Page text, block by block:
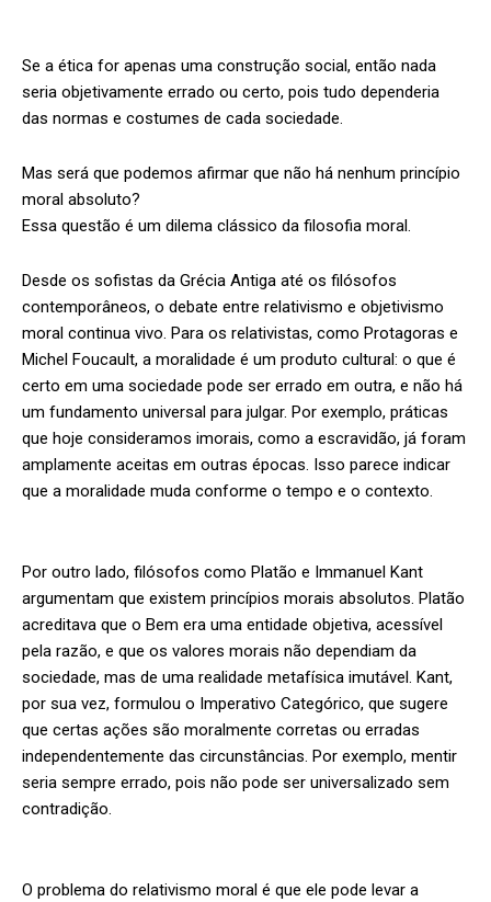
Se a ética for apenas uma construção social, então nada
seria objetivamente errado ou certo, pois tudo dependeria
das normas e costumes de cada sociedade.
Mas será que podemos afirmar que não há nenhum princípio
moral absoluto?
Essa questão é um dilema clássico da filosofia moral.
Desde os sofistas da Grécia Antiga até os filósofos
contemporâneos, o debate entre relativismo e objetivismo
moral continua vivo. Para os relativistas, como Protagoras e
Michel Foucault, a moralidade é um produto cultural: o que é
certo em uma sociedade pode ser errado em outra, e não há
um fundamento universal para julgar. Por exemplo, práticas
que hoje consideramos imorais, como a escravidão, já foram
amplamente aceitas em outras épocas. Isso parece indicar
que a moralidade muda conforme o tempo e o contexto.
Por outro lado, filósofos como Platão e Immanuel Kant
argumentam que existem princípios morais absolutos. Platão
acreditava que o Bem era uma entidade objetiva, acessível
pela razão, e que os valores morais não dependiam da
sociedade, mas de uma realidade metafísica imutável. Kant,
por sua vez, formulou o Imperativo Categórico, que sugere
que certas ações são moralmente corretas ou erradas
independentemente das circunstâncias. Por exemplo, mentir
seria sempre errado, pois não pode ser universalizado sem
contradição.
O problema do relativismo moral é que ele pode levar a